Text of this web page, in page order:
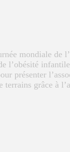
mondiale de
l’obésité
présenter
terrains grâce à